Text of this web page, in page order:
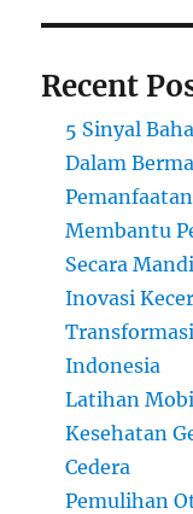
Recent
5 Sinyal
Dalam
Membantu
Secara
Inovasi
Indonesia
Latihan
Kesehatan
Cedera
Pemulihan